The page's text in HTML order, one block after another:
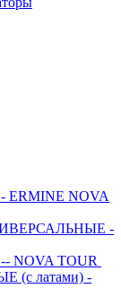
NOVA
-
TOUR
латами) -